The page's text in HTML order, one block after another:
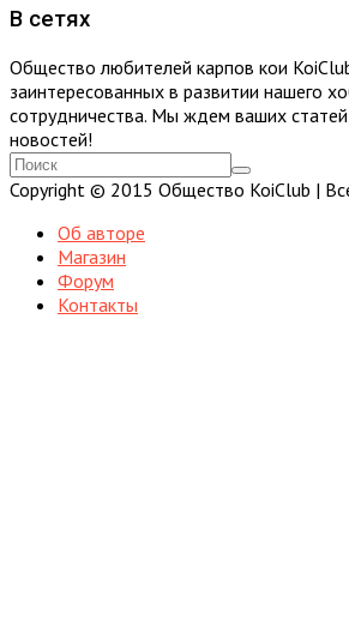
В сетях
Общество любителей карпов кои
заинтересованных в развитии нашего
сотрудничества. Мы ждем ваших
новостей!
Copyright © 2015 Общество KoiClub |
Об авторе
Магазин
Форум
Контакты